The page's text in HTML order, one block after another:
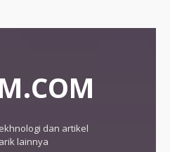
dan artikel
lainnya